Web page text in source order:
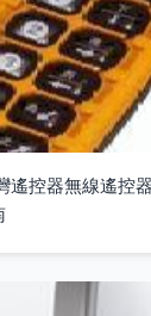
遙控器無線遙控